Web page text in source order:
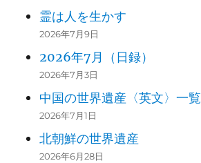
霊は人を生かす
2026年7月9日
2026年7月（日録）
2026年7月3日
中国の世界遺産〈英文〉一覧
2026年7月1日
北朝鮮の世界遺産
2026年6月28日